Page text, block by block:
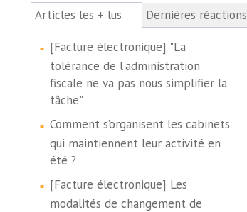
Articles les + lus (onglet
actif)
Dernières réactions
[Facture électronique] "La
tolérance de l'administration
fiscale ne va pas nous simplifier la
tâche"
Comment s’organisent les cabinets
qui maintiennent leur activité en
été ?
[Facture électronique] Les
modalités de changement de